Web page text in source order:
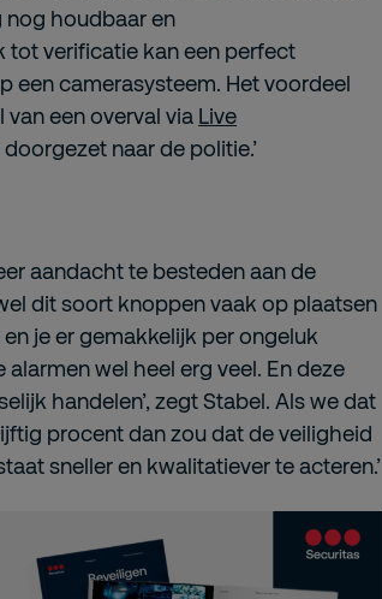
nog houdbaar en
verificatie kan een perfect
een camerasysteem. Het voordeel
een overval via Live
naar de politie.’
aandacht te besteden aan de
dit soort knoppen vaak op plaatsen
je er gemakkelijk per ongeluk
wel heel erg veel. En deze
handelen’, zegt Stabel. Als we dat
procent dan zou dat de veiligheid
sneller en kwalitatiever te acteren.’